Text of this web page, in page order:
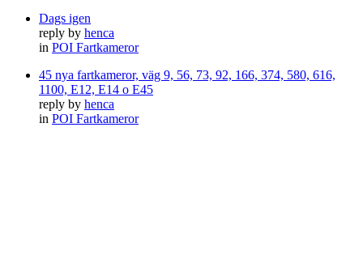
Dags igen
reply by henca
in POI Fartkameror
45 nya fartkameror, väg 9, 56, 73, 92, 166, 374, 580, 616,
1100, E12, E14 o E45
reply by henca
in POI Fartkameror